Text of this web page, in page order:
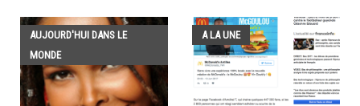
AUJOURD'HUI DANS LE
MONDE
A LA UNE